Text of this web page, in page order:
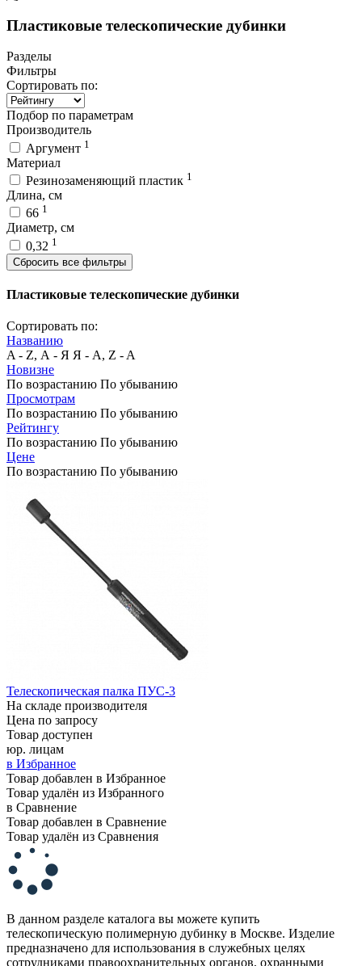
Пластиковые телескопические дубинки
Разделы
Фильтры
Сортировать по:
Подбор по параметрам
Производитель
Аргумент 1
Материал
Резинозаменяющий пластик 1
Длина, см
66 1
Диаметр, см
0,32 1
Сбросить все фильтры
Пластиковые телескопические дубинки
Сортировать по:
Названию
A - Z, А - Я Я - А, Z - A
Новизне
По возрастанию По убыванию
Просмотрам
По возрастанию По убыванию
Рейтингу
По возрастанию По убыванию
Цене
По возрастанию По убыванию
Телескопическая палка ПУС-3
На складе производителя
Цена по запросу
Товар доступен
юр. лицам
в Избранное
Товар добавлен в Избранное
Товар удалён из Избранного
в Сравнение
Товар добавлен в Сравнение
Товар удалён из Сравнения
В данном разделе каталога вы можете купить
телескопическую полимерную дубинку в Москве. Изделие
предназначено для использования в служебных целях
сотрудниками правоохранительных органов, охранными